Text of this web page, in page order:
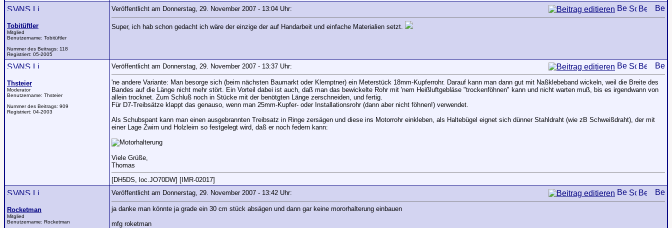
Tobitüftler
Mitglied
Benutzername: Tobitüftler
Nummer des Beitrags: 118
Registriert: 05-2005
Veröffentlicht am Donnerstag, 29. November 2007 - 13:04 Uhr:
Super, ich hab schon gedacht ich wäre der einzige der auf Handarbeit und einfache Materialien setzt.
Thsteier
Moderator
Benutzername: Thsteier
Nummer des Beitrags: 909
Registriert: 04-2003
Veröffentlicht am Donnerstag, 29. November 2007 - 13:37 Uhr:
'ne andere Variante: Man besorge sich (beim nächsten Baumarkt oder Klemptner) ein Meterstück 18mm-Kupferrohr. Darauf kann man dann gut mit Naßklebeband wickeln, weil die Breite des
Bandes auf die Länge nicht mehr stört. Ein Vorteil dabei ist auch, daß man das bewickelte Rohr mit 'nem Heißluftgebläse "trockenföhnen" kann und nicht warten muß, bis es irgendwann von
allein trocknet. Zum Schluß noch in Stücke mit der benötgten Länge zerschneiden, und fertig.
Für D7-Treibsätze klappt das genauso, wenn man 25mm-Kupfer- oder Installationsrohr (dann aber nicht föhnen!) verwendet.
Als Schubspant kann man einen ausgebrannten Treibsatz in Ringe zersägen und diese ins Motorrohr einkleben, als Haltebügel eignet sich dünner Stahldraht (wie zB Schweißdraht), der mit
einer Lage Zwirn und Holzleim so festgelegt wird, daß er noch federn kann:
Viele Grüße,
Thomas
[DH5DS, loc.JO70DW] [IMR-02017]
Rocketman
Mitglied
Benutzername: Rocketman
Veröffentlicht am Donnerstag, 29. November 2007 - 13:42 Uhr:
ja danke man könnte ja grade ein 30 cm stück absägen und dann gar keine mororhalterung einbauen
mfg roketman